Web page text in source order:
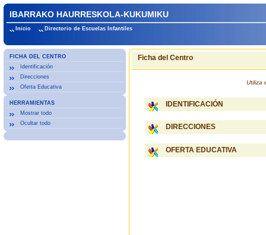
IBARRAKO HAURRESKOLA-KUKUMIKU
Inicio Directorio de Escuelas Infantiles
FICHA DEL CENTRO
Identificación
Direcciones
Oferta Educativa
HERRAMIENTAS
Mostrar todo
Ocultar todo
Ficha del Centro
Utiliza
IDENTIFICACIÓN
DIRECCIONES
OFERTA EDUCATIVA